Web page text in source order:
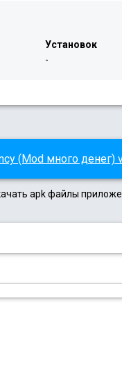
Установок
-
(Mod много денег)
apk файлы